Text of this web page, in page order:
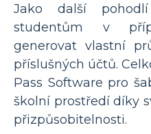
Jako další
studentům v
generovat vlastní
příslušných účtů.
Pass Software pro
školní prostředí díky
přizpůsobitelnosti.